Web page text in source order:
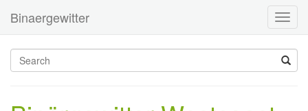
Binaergewitter